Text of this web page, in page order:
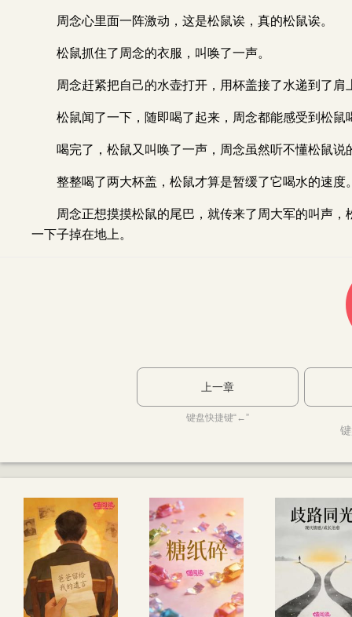
周念心里面一阵激动，这是松鼠诶，真的松鼠诶。
松鼠抓住了周念的衣服，叫唤了一声。
周念赶紧把自己的水壶打开，用杯盖接了水递到了肩
松鼠闻了一下，随即喝了起来，周念都能感受到松鼠
喝完了，松鼠又叫唤了一声，周念虽然听不懂松鼠
整整喝了两大杯盖，松鼠才算是暂缓了它喝水的速度
周念正想摸摸松鼠的尾巴，就传来了周大军的叫声
一下子掉在地上。
上一章
键盘快捷键“←”